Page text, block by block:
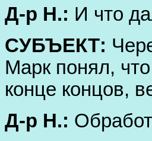
Д-р Н.: И что
СУБЪЕКТ:
Марк понял,
конце концов,
Д-р Н.: